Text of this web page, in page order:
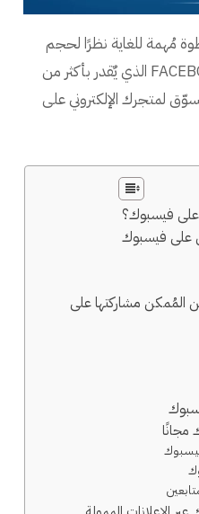
مُهمة للغاية نظرًا لحجم
المستخدمين الكبير لمنصة FACEBOOK الذي يٌقدر بأكثر من
لمتجرك الإلكتروني على
على فيسبوك؟
على فيسبوك
المُمكن مشاركتها على
مجانًا